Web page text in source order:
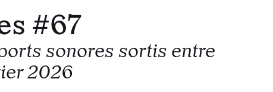
#67
sonores sortis entre
2026